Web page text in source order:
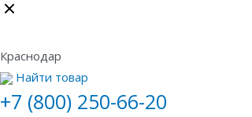
Краснодар
Найти товар
+7 (800) 250-66-20